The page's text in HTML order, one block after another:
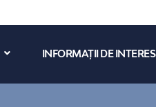
INFORMAȚII DE INTERES